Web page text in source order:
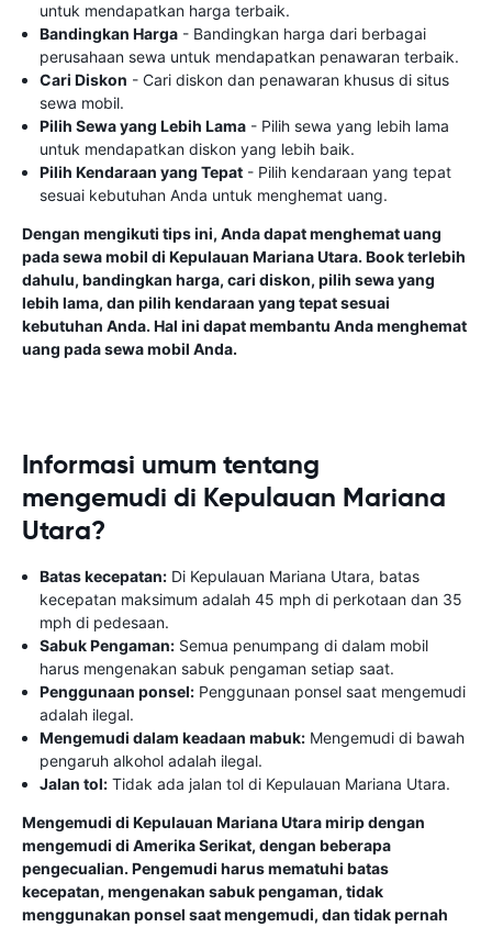
untuk mendapatkan harga terbaik.
Bandingkan Harga - Bandingkan harga dari berbagai
perusahaan sewa untuk mendapatkan penawaran terbaik.
Cari Diskon - Cari diskon dan penawaran khusus di situs
sewa mobil.
Pilih Sewa yang Lebih Lama - Pilih sewa yang lebih lama
untuk mendapatkan diskon yang lebih baik.
Pilih Kendaraan yang Tepat - Pilih kendaraan yang tepat
sesuai kebutuhan Anda untuk menghemat uang.
Dengan mengikuti tips ini, Anda dapat menghemat uang
pada sewa mobil di Kepulauan Mariana Utara. Book terlebih
dahulu, bandingkan harga, cari diskon, pilih sewa yang
lebih lama, dan pilih kendaraan yang tepat sesuai
kebutuhan Anda. Hal ini dapat membantu Anda menghemat
uang pada sewa mobil Anda.
Informasi umum tentang
mengemudi di Kepulauan Mariana
Utara?
Batas kecepatan: Di Kepulauan Mariana Utara, batas
kecepatan maksimum adalah 45 mph di perkotaan dan 35
mph di pedesaan.
Sabuk Pengaman: Semua penumpang di dalam mobil
harus mengenakan sabuk pengaman setiap saat.
Penggunaan ponsel: Penggunaan ponsel saat mengemudi
adalah ilegal.
Mengemudi dalam keadaan mabuk: Mengemudi di bawah
pengaruh alkohol adalah ilegal.
Jalan tol: Tidak ada jalan tol di Kepulauan Mariana Utara.
Mengemudi di Kepulauan Mariana Utara mirip dengan
mengemudi di Amerika Serikat, dengan beberapa
pengecualian. Pengemudi harus mematuhi batas
kecepatan, mengenakan sabuk pengaman, tidak
menggunakan ponsel saat mengemudi, dan tidak pernah